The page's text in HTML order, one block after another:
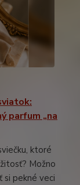
parfum „na
ktoré
Možno
si pekné veci